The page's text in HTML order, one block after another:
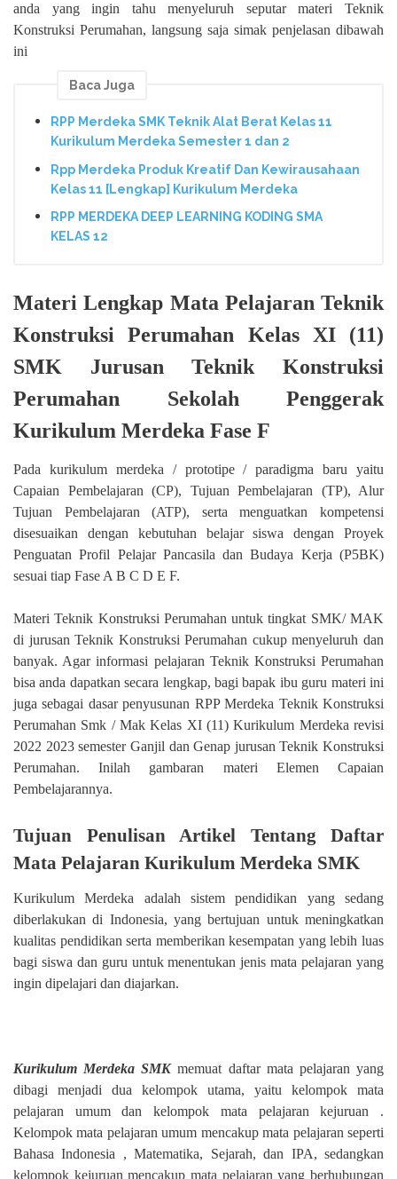
anda yang ingin tahu menyeluruh seputar materi Teknik
Konstruksi Perumahan, langsung saja simak penjelasan dibawah
ini
Baca Juga
RPP Merdeka SMK Teknik Alat Berat Kelas 11
Kurikulum Merdeka Semester 1 dan 2
Rpp Merdeka Produk Kreatif Dan Kewirausahaan
Kelas 11 [Lengkap] Kurikulum Merdeka
RPP MERDEKA DEEP LEARNING KODING SMA
KELAS 12
Materi Lengkap Mata Pelajaran Teknik
Konstruksi Perumahan Kelas XI (11)
SMK Jurusan Teknik Konstruksi
Perumahan Sekolah Penggerak
Kurikulum Merdeka Fase F
Pada kurikulum merdeka / prototipe / paradigma baru yaitu
Capaian Pembelajaran (CP), Tujuan Pembelajaran (TP), Alur
Tujuan Pembelajaran (ATP), serta menguatkan kompetensi
disesuaikan dengan kebutuhan belajar siswa dengan Proyek
Penguatan Profil Pelajar Pancasila dan Budaya Kerja (P5BK)
sesuai tiap Fase A B C D E F.
Materi Teknik Konstruksi Perumahan untuk tingkat SMK/ MAK
di jurusan Teknik Konstruksi Perumahan cukup menyeluruh dan
banyak. Agar informasi pelajaran Teknik Konstruksi Perumahan
bisa anda dapatkan secara lengkap, bagi bapak ibu guru materi ini
juga sebagai dasar penyusunan RPP Merdeka Teknik Konstruksi
Perumahan Smk / Mak Kelas XI (11) Kurikulum Merdeka revisi
2022 2023 semester Ganjil dan Genap jurusan Teknik Konstruksi
Perumahan. Inilah gambaran materi Elemen Capaian
Pembelajarannya.
Tujuan Penulisan Artikel Tentang Daftar
Mata Pelajaran Kurikulum Merdeka SMK
Kurikulum Merdeka adalah sistem pendidikan yang sedang
diberlakukan di Indonesia, yang bertujuan untuk meningkatkan
kualitas pendidikan serta memberikan kesempatan yang lebih luas
bagi siswa dan guru untuk menentukan jenis mata pelajaran yang
ingin dipelajari dan diajarkan.
Kurikulum Merdeka SMKmemuat daftar mata pelajaran yang
dibagi menjadi dua kelompok utama, yaitu kelompok mata
pelajaran umum dan kelompok mata pelajaran kejuruan .
Kelompok mata pelajaran umum mencakup mata pelajaran seperti
Bahasa Indonesia , Matematika, Sejarah, dan IPA, sedangkan
kelompok kejuruan mencakup mata pelajaran yang berhubungan